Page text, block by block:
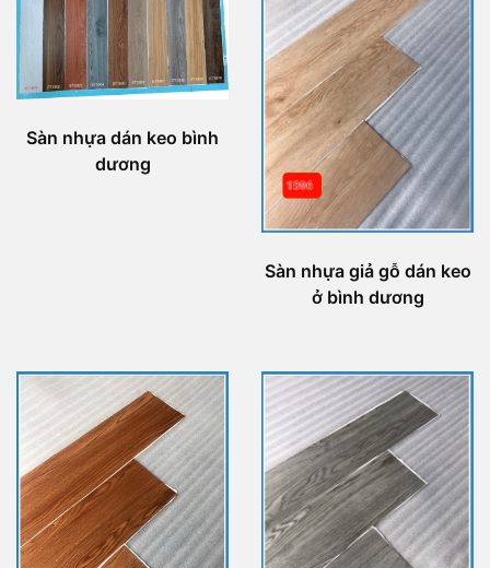
Sàn nhựa dán keo bình
dương
Sàn nhựa giả gỗ dán keo
ở bình dương